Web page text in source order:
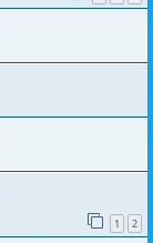
1 2